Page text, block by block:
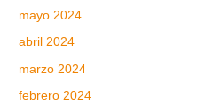
mayo 2024
abril 2024
marzo 2024
febrero 2024